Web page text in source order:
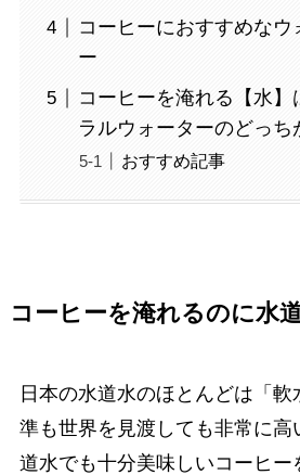
コーヒーにおすすめなウ
ー
コーヒーを淹れる【水】
ラルウォーターのどっち
おすすめ記事
コーヒーを淹れるのに水
日本の水道水のほとんどは「
準も世界を見渡しても非常に高
道水でも十分美味しいコーヒー